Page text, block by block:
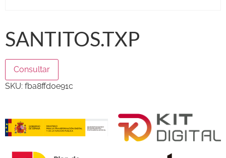
SANTITOS.TXP
Consultar
SKU: fba8ffd0e91c